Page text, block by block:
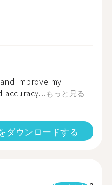
improve my
accuracy... もっと見る
ダウンロードする